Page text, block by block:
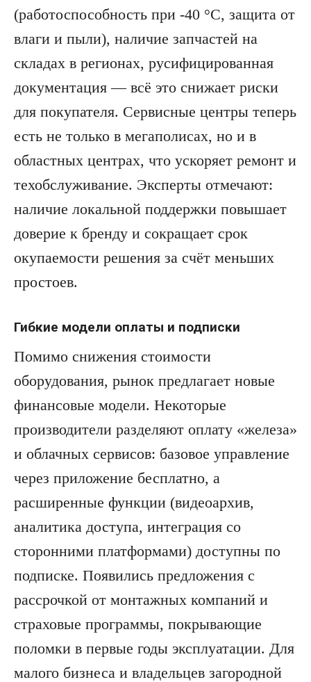
(работоспособность при -40 °C, защита от
влаги и пыли), наличие запчастей на
складах в регионах, русифицированная
документация — всё это снижает риски
для покупателя. Сервисные центры теперь
есть не только в мегаполисах, но и в
областных центрах, что ускоряет ремонт и
техобслуживание. Эксперты отмечают:
наличие локальной поддержки повышает
доверие к бренду и сокращает срок
окупаемости решения за счёт меньших
простоев.
Гибкие модели оплаты и подписки
Помимо снижения стоимости
оборудования, рынок предлагает новые
финансовые модели. Некоторые
производители разделяют оплату «железа»
и облачных сервисов: базовое управление
через приложение бесплатно, а
расширенные функции (видеоархив,
аналитика доступа, интеграция со
сторонними платформами) доступны по
подписке. Появились предложения с
рассрочкой от монтажных компаний и
страховые программы, покрывающие
поломки в первые годы эксплуатации. Для
малого бизнеса и владельцев загородной